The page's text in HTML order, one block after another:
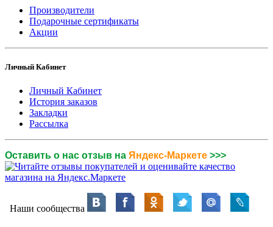
Производители
Подарочные сертификаты
Акции
Личный Кабинет
Личный Кабинет
История заказов
Закладки
Рассылка
Оставить о нас отзыв на Яндекс-Маркете >>>
Наши сообщества